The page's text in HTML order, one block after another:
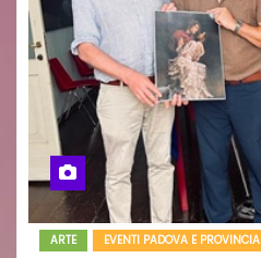
ARTE EVENTI PADOVA E PROVINCIA